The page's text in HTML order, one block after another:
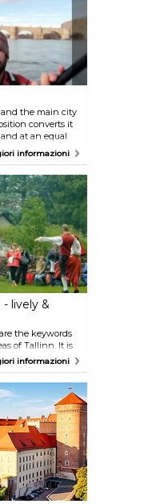
and the main city
converts it
at an equal
and
airport
Speed line
a delicious
historical
del Pilar
11th century
of the
examples of
of Mankind -,
informazioni
lively &
the keywords
of Tallinn. It is
exciting
Europe, learn
of log
simply walk
seasonal local
informazioni